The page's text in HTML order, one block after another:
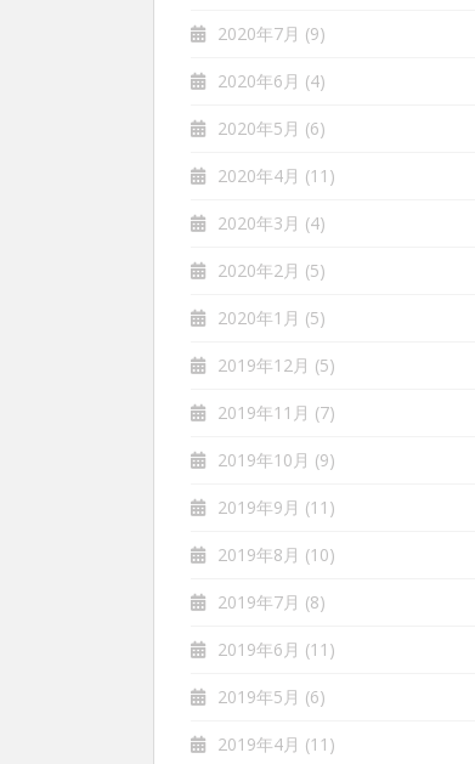
2020年7月 (9)
2020年6月 (4)
2020年5月 (6)
2020年4月 (11)
2020年3月 (4)
2020年2月 (5)
2020年1月 (5)
2019年12月 (5)
2019年11月 (7)
2019年10月 (9)
2019年9月 (11)
2019年8月 (10)
2019年7月 (8)
2019年6月 (11)
2019年5月 (6)
2019年4月 (11)